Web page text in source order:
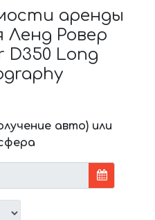
аренды
Ровер
D350 Long
авто) или